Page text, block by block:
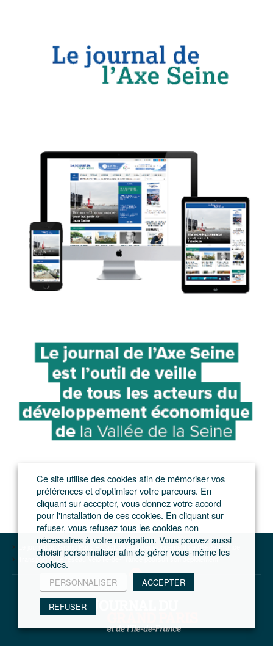
Le journal du Grand Paris – L'actualité du développement de l'Ile-de-France
Transport
Le réseau Vélo Ile-de-France poursuit son déploiement
Ce site utilise des cookies afin de mémoriser vos
préférences et d'optimiser votre parcours. En
cliquant sur accepter, vous donnez votre accord
pour l'installation de ces cookies. En cliquant sur
refuser, vous refusez tous les cookies non
nécessaires à votre navigation. Vous pouvez aussi
choisir personnaliser afin de gérer vous-même les
cookies.
PERSONNALISER ACCEPTER
REFUSER